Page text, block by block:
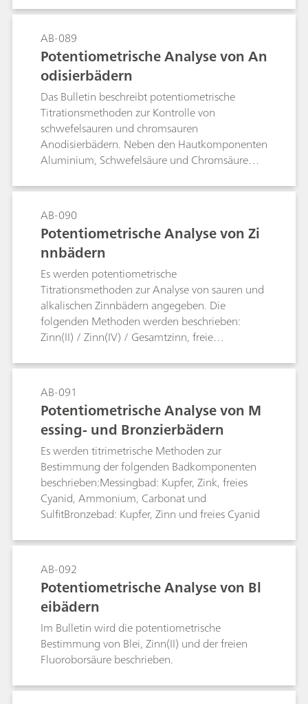
Parameter entsprechen der Norm ASTM E203.
AB-089
Potentiometrische Analyse von An
odisierbädern
Das Bulletin beschreibt potentiometrische
Titrationsmethoden zur Kontrolle von
schwefelsauren und chromsauren
Anodisierbädern. Neben den Hautkomponenten
Aluminium, Schwefelsäure und Chromsäure
bestimmt.
AB-090
Potentiometrische Analyse von Zi
nnbädern
Es werden potentiometrische
Titrationsmethoden zur Analyse von sauren und
alkalischen Zinnbädern angegeben. Die
folgenden Methoden werden beschrieben:
Zinn(II) / Zinn(IV) / Gesamtzinn, freie
Chlorid in sauren Zinnbädern, freies Hydroxid
und Carbonat in alkalischen Zinnbädern.
AB-091
Potentiometrische Analyse von M
essing- und Bronzierbädern
Es werden titrimetrische Methoden zur
Bestimmung der folgenden Badkomponenten
beschrieben:Messingbad: Kupfer, Zink, freies
Cyanid, Ammonium, Carbonat und
SulfitBronzebad: Kupfer, Zinn und freies Cyanid
AB-092
Potentiometrische Analyse von Bl
eibädern
Im Bulletin wird die potentiometrische
Bestimmung von Blei, Zinn(II) und der freien
Fluoroborsäure beschrieben.